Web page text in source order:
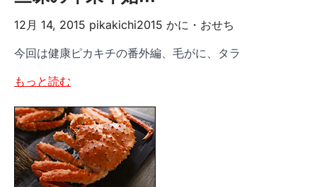
12月 14, 2015 pikakichi2015 かに・おせち
今回は健康ピカキチの番外編、毛がに、タラ
もっと読む